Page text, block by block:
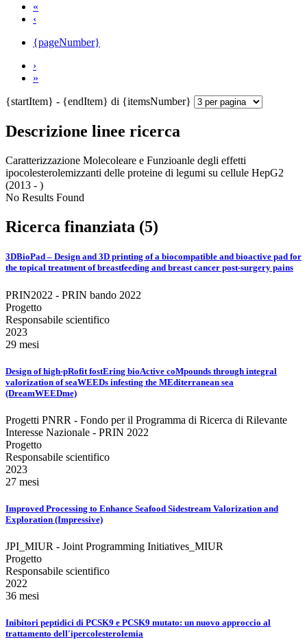
«
‹
{pageNumber}
›
»
{startItem} - {endItem} di {itemsNumber}
Descrizione linee ricerca
Caratterizzazione Molecoleare e Funzioanle degli effetti
ipocolesterolemizzanti delle proteine di legumi su cellule HepG2
(2013 - )
No Results Found
Ricerca finanziata (5)
3DBioPad – Design and 3D printing of a biocompatible and bioactive pad for
the topical treatment of breastfeeding and breast cancer post-surgery pains
PRIN2022 - PRIN bando 2022
Progetto
Responsabile scientifico
2023
29 mesi
Design of high-pRofit fostEring bioActive coMpounds through integral
valorization of seaWEEDs infesting the MEditerranean sea
(DreamWEEDme)
Progetti PNRR - Fondo per il Programma di Ricerca di Rilevante
Interesse Nazionale - PRIN 2022
Progetto
Responsabile scientifico
2023
27 mesi
Improved Processing to Enhance Seafood Sidestream Valorization and
Exploration (Impressive)
JPI_MIUR - Joint Programming Initiatives_MIUR
Progetto
Responsabile scientifico
2022
36 mesi
Inibitori peptidici di PCSK9 e PCSK9 mutato: un nuovo approccio al
trattamento dell'ipercolesterolemia